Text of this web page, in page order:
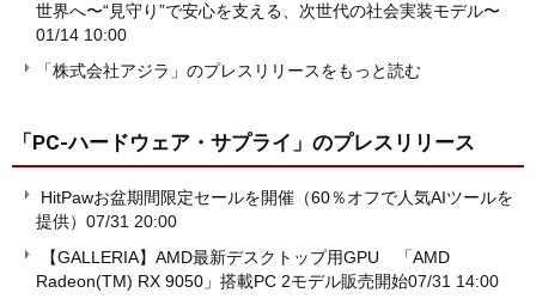
世界へ〜“見守り”で安心を支える、次世代の社会実装モデル〜
01/14 10:00
「株式会社アジラ」のプレスリリースをもっと読む
「PC-ハードウェア・サプライ」 のプレスリリース
HitPawお盆期間限定セールを開催（60％オフで人気AIツールを
提供） 07/31 20:00
【GALLERIA】AMD最新デスクトップ用GPU 「AMD
Radeon(TM) RX 9050」搭載PC 2モデル販売開始07/31 14:00